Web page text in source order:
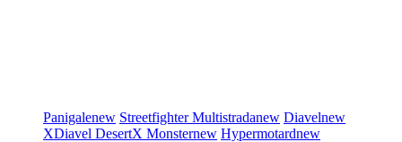
Panigalenew StreetfighterMultistradanew Diavelnew
XDiavel DesertX Monsternew Hypermotardnew